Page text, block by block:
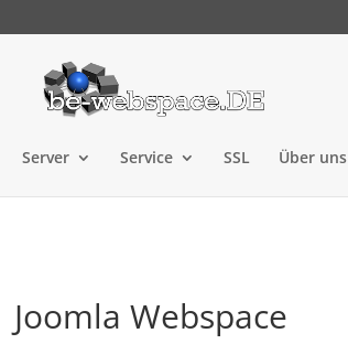
Server Service SSL Über uns
Joomla Webspace